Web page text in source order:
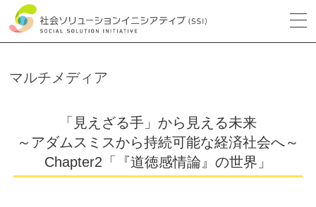
マルチメディア
「見えざる手」から見える未来
～アダムスミスから持続可能な経済社会へ～
Chapter2「『道徳感情論』の世界」